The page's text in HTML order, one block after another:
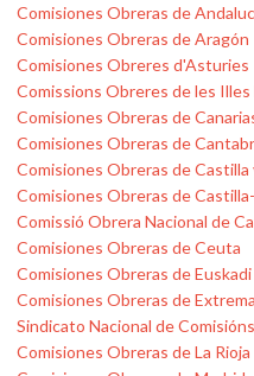
Comisiones Obreras de
Comisiones Obreras de Aragón
Comisiones Obreres d'Asturies
Comissions Obreres de les Illes
Comisiones Obreras de
Comisiones Obreras de
Comisiones Obreras de Castilla
Comisiones Obreras de
Comissió Obrera Nacional de
Comisiones Obreras de Ceuta
Comisiones Obreras de Euskadi
Comisiones Obreras de
Sindicato Nacional de
Comisiones Obreras de La Rioja